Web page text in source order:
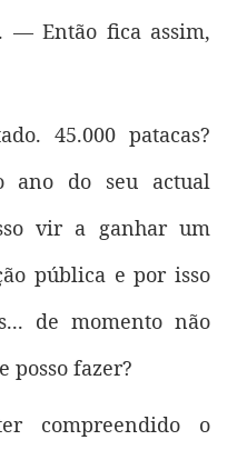
— Então fica assim,
45.000 patacas?
ano do seu actual
vir a ganhar um
pública e por isso
de momento não
posso fazer?
compreendido o